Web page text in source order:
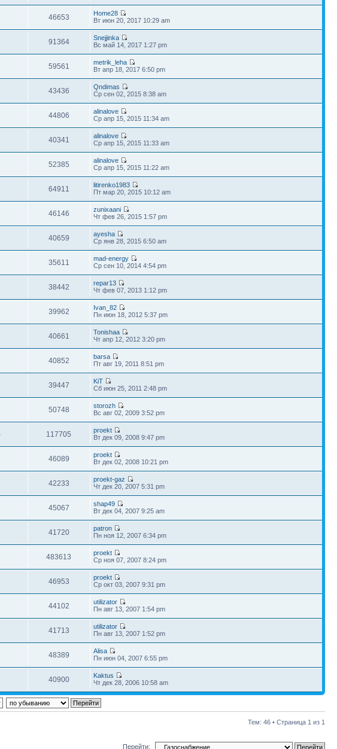
46653
Home28
Вт июн 20, 2017 10:29 am
91364
Snejjinka
Вс май 14, 2017 1:27 pm
59561
metrik_leha
Вт апр 18, 2017 6:50 pm
43436
Qndimas
Ср сен 02, 2015 8:38 am
44806
alinalove
Ср апр 15, 2015 11:34 am
40341
alinalove
Ср апр 15, 2015 11:33 am
52385
alinalove
Ср апр 15, 2015 11:22 am
64911
litirenko1983
Пт мар 20, 2015 10:12 am
46146
zunixaani
Чт фев 26, 2015 1:57 pm
40659
ayesha
Ср янв 28, 2015 6:50 am
35611
mad-energy
Ср сен 10, 2014 4:54 pm
38442
repar13
Чт фев 07, 2013 1:12 pm
39962
Ivan_82
Пн июн 18, 2012 5:37 pm
40661
Tonishaa
Чт апр 12, 2012 3:20 pm
40852
barsa
Пт авг 19, 2011 8:51 pm
39447
KiT
Сб июн 25, 2011 2:48 pm
50748
storozh
Вс авг 02, 2009 3:52 pm
117705
proekt
Вт дек 09, 2008 9:47 pm
46089
proekt
Вт дек 02, 2008 10:21 pm
42233
proekt-gaz
Чт дек 20, 2007 5:31 pm
45067
shap49
Вт дек 04, 2007 9:25 am
41720
patron
Пн ноя 12, 2007 6:34 pm
483613
proekt
Ср ноя 07, 2007 8:24 pm
46953
proekt
Ср окт 03, 2007 9:31 pm
44102
utilizator
Пн авг 13, 2007 1:54 pm
41713
utilizator
Пн авг 13, 2007 1:52 pm
48389
Alisa
Пн июн 04, 2007 6:55 pm
40900
Kaktus
Чт дек 28, 2006 10:58 am
Тем: 46 • Страница 1 из 1
Перейти: